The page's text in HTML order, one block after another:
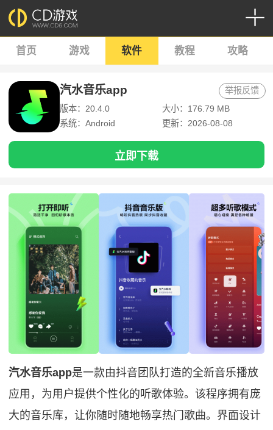
首页 游戏 软件 教程 攻略
汽水音乐app
版本：20.4.0
大小：176.79 MB
系统：Android
更新：2026-08-08
举报反馈
立即下载
汽水音乐app是一款由抖音团队打造的全新音乐播放
应用，为用户提供个性化的听歌体验。该程序拥有庞
大的音乐库，让你随时随地畅享热门歌曲。界面设计